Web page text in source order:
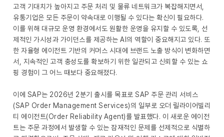
고객 기대치가 높아지고 주문 처리 및 물류 네트워크가 복잡해지면서,
유통기업은 모든 주문이 약속대로 이행될 수 있다는 확신이 필요하다.
이를 위해 대규모 운영 환경에서도 원활한 운영을 유지할 수 있도록, 선
제적인 가시성과 가이던스를 제공하는 AI의 역할이 중요해지고 있다. 또
한 자율형 에이전트 기반의 커머스 시대에 브랜드 노출 방식이 변화하면
서, 지속적인 고객 충성도를 확보하기 위한 일관되고 신뢰할 수 있는 쇼
핑 경험이 그 어느 때보다 중요해졌다.
이에 SAP는 2026년 2분기 출시를 목표로 SAP 주문 관리 서비스
(SAP Order Management Services)의 일부로 오더 릴라이어빌리
티 에이전트(Order Reliability Agent)를 발표했다. 이 새로운 에이전
트는 주문 과정에서 발생할 수 있는 잠재적인 문제를 선제적으로 식별하